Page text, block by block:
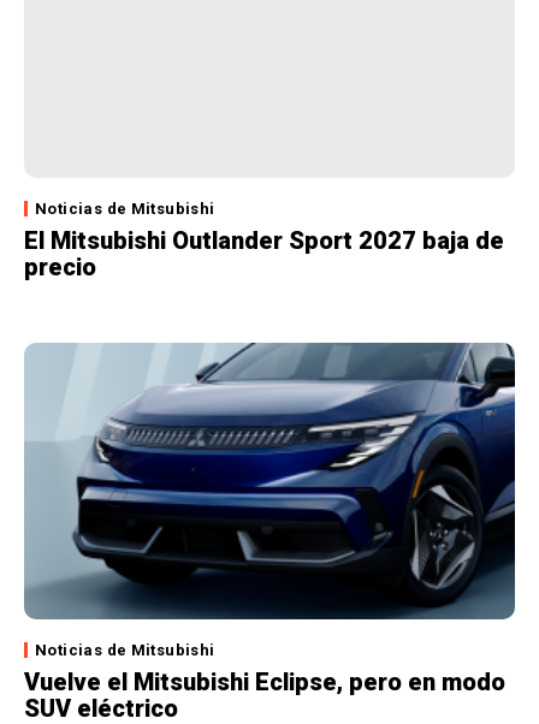
Noticias de Mitsubishi
El Mitsubishi Outlander Sport 2027 baja de
precio
Noticias de Mitsubishi
Vuelve el Mitsubishi Eclipse, pero en modo
SUV eléctrico